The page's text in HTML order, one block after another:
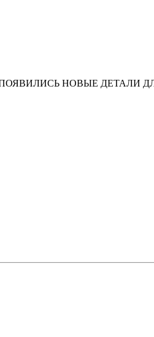
У НАС ПОЯВИЛИСЬ НОВЫЕ